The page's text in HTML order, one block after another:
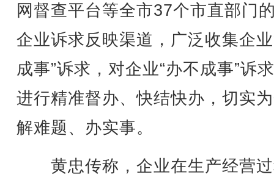
网督查平台等全市37个市直部门
企业诉求反映渠道，广泛收集企
成事”诉求，对企业“办不成事”诉
进行精准督办、快结快办，切实
解难题、办实事。
黄忠传称，企业在生产经营